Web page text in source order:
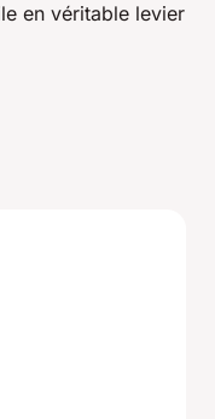
en véritable levier